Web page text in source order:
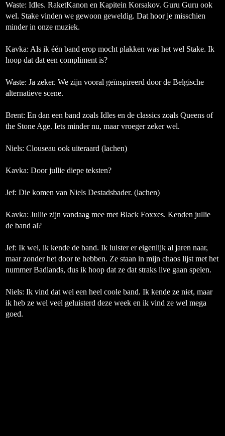
Waste: Idles. RaketKanon en Kapitein Korsakov. Guru Guru ook
wel. Stake vinden we gewoon geweldig. Dat hoor je misschien
minder in onze muziek.
Kavka: Als ik één band erop mocht plakken was het wel Stake. Ik
hoop dat dat een compliment is?
Waste: Ja zeker. We zijn vooral geïnspireerd door de Belgische
alternatieve scene.
Brent: En dan een band zoals Idles en de classics zoals Queens of
the Stone Age. Iets minder nu, maar vroeger zeker wel.
Niels: Clouseau ook uiteraard (lachen)
Kavka: Door jullie diepe teksten?
Jef: Die komen van Niels Destadsbader. (lachen)
Kavka: Jullie zijn vandaag mee met Black Foxxes. Kenden jullie
de band al?
Jef: Ik wel, ik kende de band. Ik luister er eigenlijk al jaren naar,
maar zonder het door te hebben. Ze staan in mijn chaos lijst met het
nummer Badlands, dus ik hoop dat ze dat straks live gaan spelen.
Niels: Ik vind dat wel een heel coole band. Ik kende ze niet, maar
ik heb ze wel veel geluisterd deze week en ik vind ze wel mega
goed.